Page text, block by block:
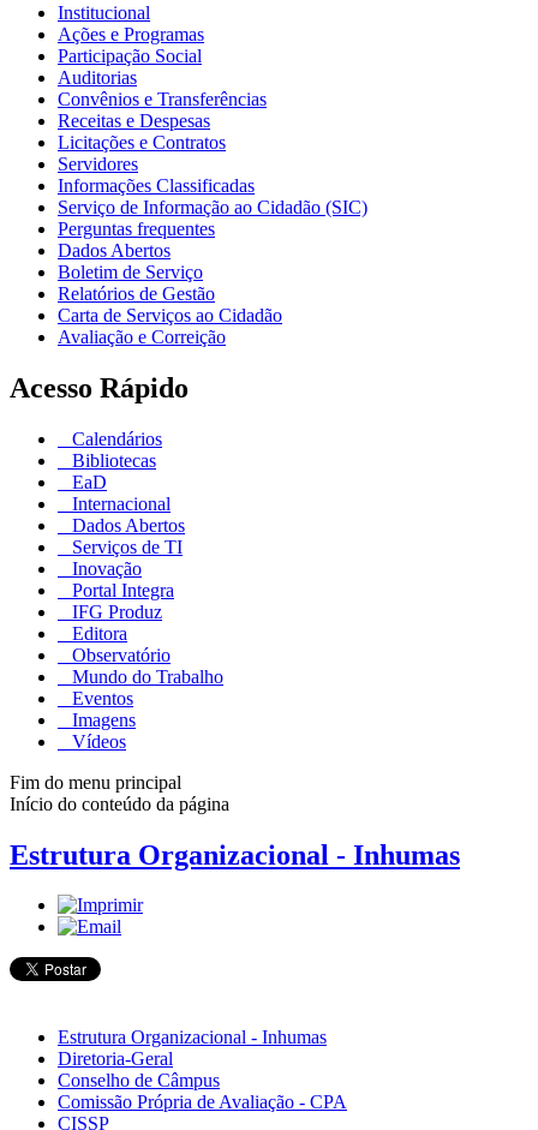
Institucional
Ações e Programas
Participação Social
Auditorias
Convênios e Transferências
Receitas e Despesas
Licitações e Contratos
Servidores
Informações Classificadas
Serviço de Informação ao Cidadão (SIC)
Perguntas frequentes
Dados Abertos
Boletim de Serviço
Relatórios de Gestão
Carta de Serviços ao Cidadão
Avaliação e Correição
Acesso Rápido
Calendários
Bibliotecas
EaD
Internacional
Dados Abertos
Serviços de TI
Inovação
Portal Integra
IFG Produz
Editora
Observatório
Mundo do Trabalho
Eventos
Imagens
Vídeos
Fim do menu principal
Início do conteúdo da página
Estrutura Organizacional - Inhumas
Estrutura Organizacional - Inhumas
Diretoria-Geral
Conselho de Câmpus
Comissão Própria de Avaliação - CPA
CISSP